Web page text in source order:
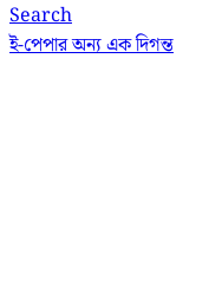
Search
ই-পেপারঅন্য এক দিগন্ত